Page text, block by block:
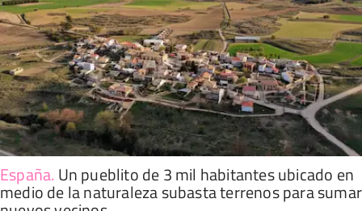
España. Un pueblito de 3 mil habitantes ubicado en
medio de la naturaleza subasta terrenos para sumar